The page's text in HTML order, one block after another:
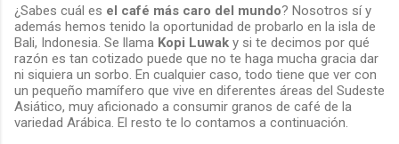
¿Sabes cuál es el café más caro del mundo? Nosotros sí y
además hemos tenido la oportunidad de probarlo en la isla de
Bali, Indonesia. Se llama Kopi Luwak y si te decimos por qué
razón es tan cotizado puede que no te haga mucha gracia dar
ni siquiera un sorbo. En cualquier caso, todo tiene que ver con
un pequeño mamífero que vive en diferentes áreas del Sudeste
Asiático, muy aficionado a consumir granos de café de la
variedad Arábica. El resto te lo contamos a continuación.